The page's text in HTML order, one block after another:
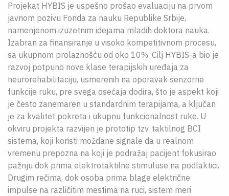
Projekat HYBIS je uspešno prošao evaluaciju na prvom
javnom pozivu Fonda za nauku Republike Srbije,
namenjenom izuzetnim idejama mladih doktora nauka.
Izabran za finansiranje u visoko kompetitivnom procesu,
sa ukupnom prolaznošću od oko 10%. Cilj HYBIS-a bio je
razvoj potpuno nove klase terapijskih uređaja za
neurorehabilitaciju, usmerenih na oporavak senzorne
funkcije ruku, pre svega osećaja dodira, što je aspekt koji
je često zanemaren u standardnim terapijama, a ključan
je za kvalitet pokreta i ukupnu funkcionalnost ruke. U
okviru projekta razvijen je prototip tzv. taktilnog BCI
sistema, koji koristi moždane signale da u realnom
vremenu prepozna na koji je podražaj pacijent fokusirao
pažnju dok prima elektrotaktilne stimuluse na podlaktici.
Drugim rečima, dok osoba prima blage električne
impulse na različitim mestima na ruci, sistem meri